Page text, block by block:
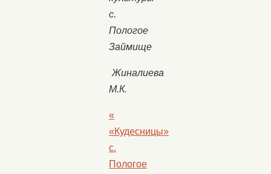
с.
Пологое
Займище
Жиналиева
М.К.
«
«Кудесницы»
с.
Пологое